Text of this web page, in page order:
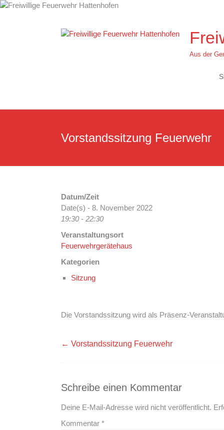
Zum
Aus der
Vorstandssitzung Feuerwehr
Datum/Zeit
Date(s) - 8. November 2022
19:30 - 22:30
Veranstaltungsort
Feuerwehrgerätehaus
Kategorien
Sitzung
Die Vorstandssitzung wird als Präsenz-
← Vorstandssitzung Feuerwehr
Schreibe einen Kommentar
Deine E-Mail-Adresse wird nicht veröffentlicht.
Kommentar *